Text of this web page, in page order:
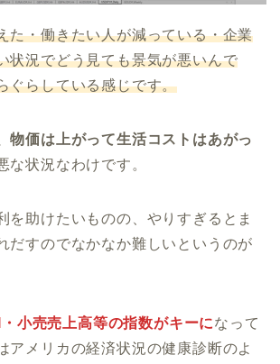
た・働きたい人が減っている・企業
状況でどう見ても景気が悪いんで
ぐらしている感じです。
物価は上がって生活コストはあがっ
な状況なわけです。
を助けたいものの、やりすぎるとま
だすのでなかなか難しいというのが
小売売上高等の指数がキーになって
アメリカの経済状況の健康診断のよ